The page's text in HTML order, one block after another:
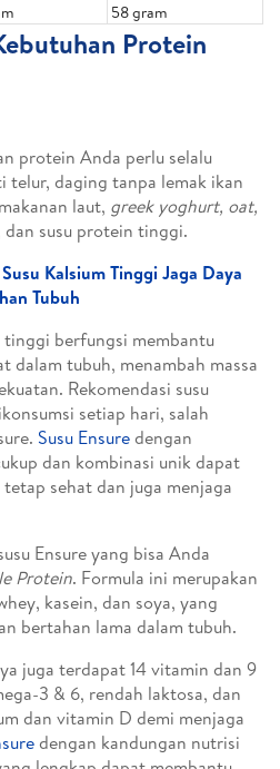
58 gram
Protein
protein Anda perlu selalu
telur, daging tanpa lemak ikan
laut, greek yoghurt, oat,
dan susu protein tinggi.
Kalsium Tinggi Jaga Daya
Tubuh
tinggi berfungsi membantu
dalam tubuh, menambah massa
Rekomendasi susu
setiap hari, salah
Susu Ensuredengan
dan kombinasi unik dapat
sehat dan juga menjaga
Ensure yang bisa Anda
Protein. Formula ini merupakan
kasein, dan soya, yang
bertahan lama dalam tubuh.
juga terdapat 14 vitamin dan 9
3 & 6, rendah laktosa, dan
dan vitamin D demi menjaga
dengan kandungan nutrisi